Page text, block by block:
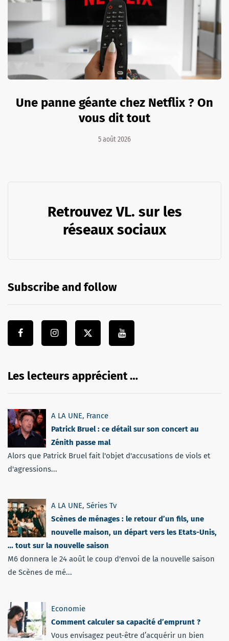
Une panne géante chez Netflix ? On
vous dit tout
5 août 2026
Retrouvez VL. sur les
réseaux sociaux
Subscribe and follow
Les lecteurs apprécient …
A LA UNE, France
Patrick Bruel : ce détail sur son concert au
Zénith passe mal
Alors que Patrick Bruel fait l'objet d'accusations de viols et
d'agressions...
A LA UNE, Séries Tv
Scènes de ménages : le retour d’un fils, une
nouvelle maison, un départ vers les Etats-Unis,
… tout sur la nouvelle saison
M6 donnera le 24 août le coup d'envoi de la nouvelle saison
de Scènes de mé...
Economie
Comment calculer sa capacité d’emprunt ?
Vous envisagez peut-être d’acquérir un bien